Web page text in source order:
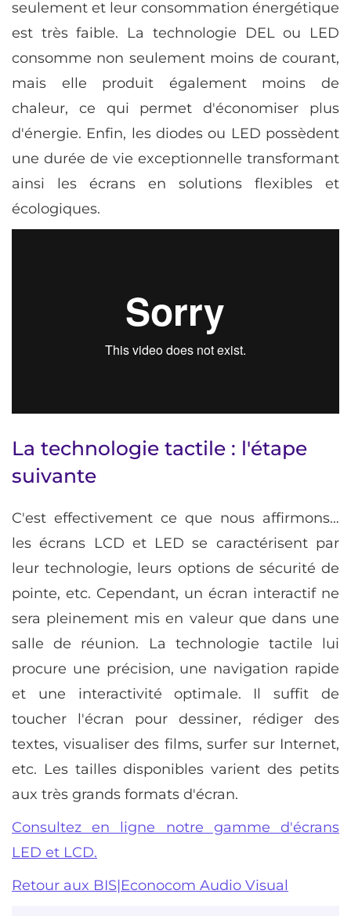
seulement et leur consommation énergétique
est très faible. La technologie DEL ou LED
consomme non seulement moins de courant,
mais elle produit également moins de
chaleur, ce qui permet d'économiser plus
d'énergie. Enfin, les diodes ou LED possèdent
une durée de vie exceptionnelle transformant
ainsi les écrans en solutions flexibles et
écologiques.
La technologie tactile : l'étape
suivante
C'est effectivement ce que nous affirmons…
les écrans LCD et LED se caractérisent par
leur technologie, leurs options de sécurité de
pointe, etc. Cependant, un écran interactif ne
sera pleinement mis en valeur que dans une
salle de réunion. La technologie tactile lui
procure une précision, une navigation rapide
et une interactivité optimale. Il suffit de
toucher l'écran pour dessiner, rédiger des
textes, visualiser des films, surfer sur Internet,
etc. Les tailles disponibles varient des petits
aux très grands formats d'écran.
Consultez en ligne notre gamme d'écrans
LED et LCD.
Retour aux BIS|Econocom Audio Visual